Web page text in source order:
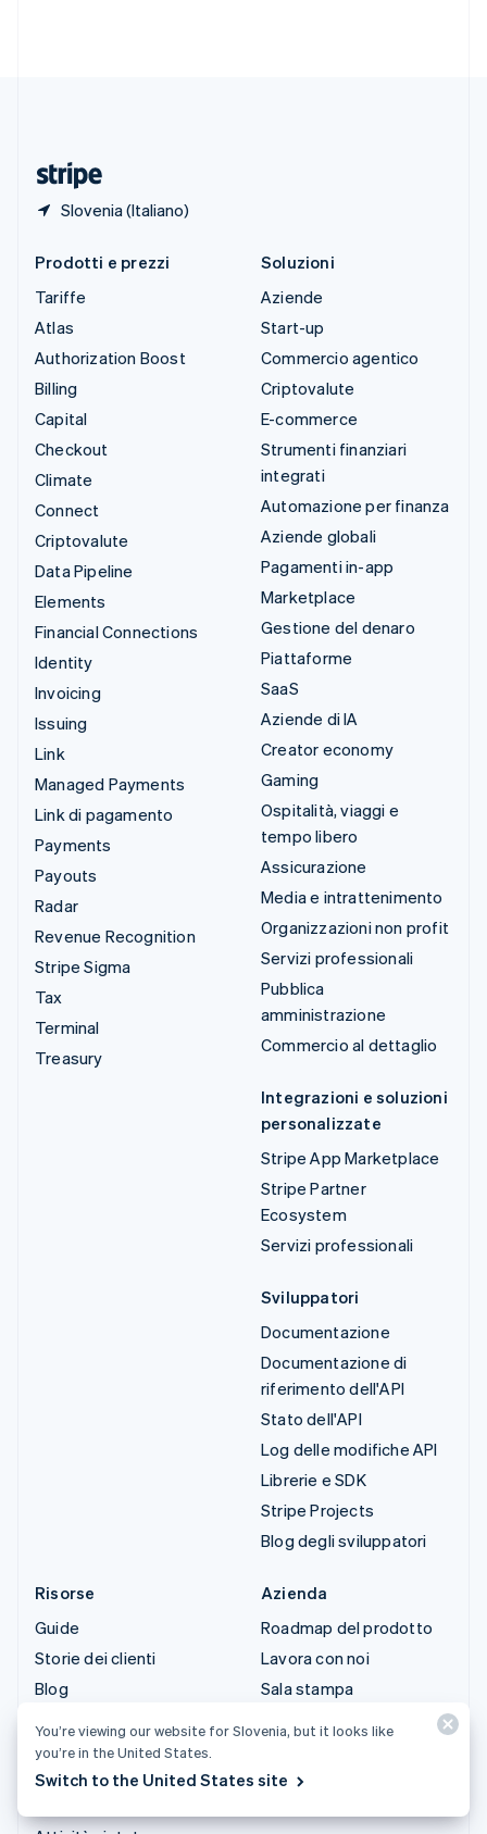
Slovenia (Italiano)
Prodotti e prezzi
Tariffe
Atlas
Authorization Boost
Billing
Capital
Checkout
Climate
Connect
Criptovalute
Data Pipeline
Elements
Financial Connections
Identity
Invoicing
Issuing
Link
Managed Payments
Link di pagamento
Payments
Payouts
Radar
Revenue Recognition
Stripe Sigma
Tax
Terminal
Treasury
Soluzioni
Aziende
Start-up
Commercio agentico
Criptovalute
E-commerce
Strumenti finanziari
integrati
Automazione per finanza
Aziende globali
Pagamenti in-app
Marketplace
Gestione del denaro
Piattaforme
SaaS
Aziende di IA
Creator economy
Gaming
Ospitalità, viaggi e
tempo libero
Assicurazione
Media e intrattenimento
Organizzazioni non profit
Servizi professionali
Pubblica
amministrazione
Commercio al dettaglio
Integrazioni e soluzioni
personalizzate
Stripe App Marketplace
Stripe Partner
Ecosystem
Servizi professionali
Sviluppatori
Documentazione
Documentazione di
riferimento dell'API
Stato dell'API
Log delle modifiche API
Librerie e SDK
Stripe Projects
Blog degli sviluppatori
Risorse
Guide
Storie dei clienti
Blog
Conferenza annuale
Sessions
Azienda
Roadmap del prodotto
Lavora con noi
Sala stampa
You’re viewing our website for Slovenia, but it looks like
you’re in the United States.
Switch to the United States site